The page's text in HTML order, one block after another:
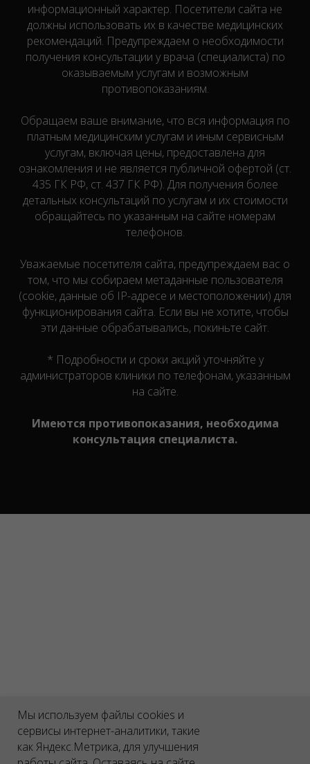
информационный характер. Посетители сайта не
должны использовать их в качестве медицинских
рекомендаций. Предупреждаем о необходимости
получения консультации у врача (специалиста) по
оказываемым услугам и возможным
противопоказаниям.
Обращаем ваше внимание, что вся информация по
платным медицинским услугам и иным сервисным
услугам, включая цены, предоставлена для
ознакомления и не является публичной офертой (ст.
435 ГК РФ, cт. 437 ГК РФ). Для получения более
детальных консультаций по услугам и их стоимости
обращайтесь по указанным на сайте номерам
телефонов.
Уважаемые посетителя сайта, предупреждаем вас о
том, что мы собираем метаданные пользователя
(cookie, данные об IP-адресе и местоположении) для
функционирования сайта. Если вы не хотите, чтобы
эти данные обрабатывались, покиньте сайт.
* Подробности и сроки акций уточняйте у
администраторов клиники по телефонам, указанным
на сайте.
Имеются противопоказания, необходима
консультация специалиста.
Мы используем файлы cookies и
сервисы интернет-аналитики, такие
как Яндекс.Метрика, для улучшения